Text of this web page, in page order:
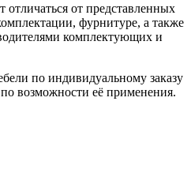
отличаться от представленных
фурнитуре, а также
комплектующих и
по индивидуальному заказу
возможности её применения.